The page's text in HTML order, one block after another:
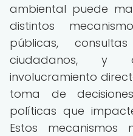
ambiental puede
distintos
públicas,
ciudadanos, y
involucramiento
toma de
políticas que
Estos